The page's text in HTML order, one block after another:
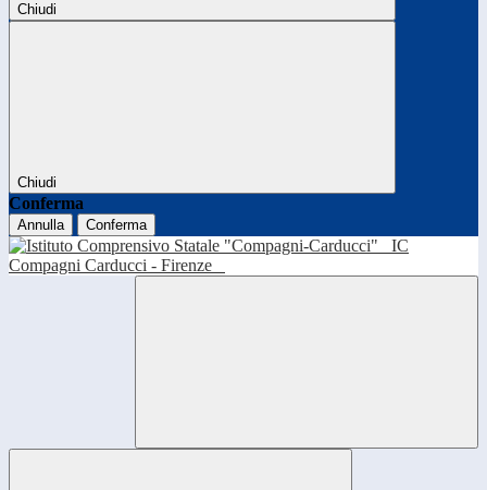
Chiudi
Chiudi
Conferma
Annulla Conferma
IC
Compagni Carducci - Firenze